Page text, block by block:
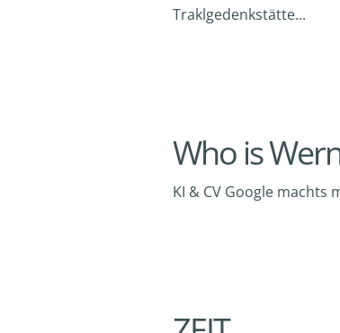
Traklgedenkstätte...
Who is
KI & CV Google machts